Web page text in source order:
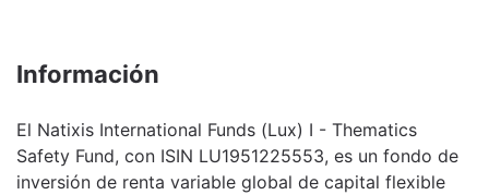
Información
El Natixis International Funds (Lux) I - Thematics
Safety Fund, con ISIN LU1951225553, es un fondo de
inversión de renta variable global de capital flexible